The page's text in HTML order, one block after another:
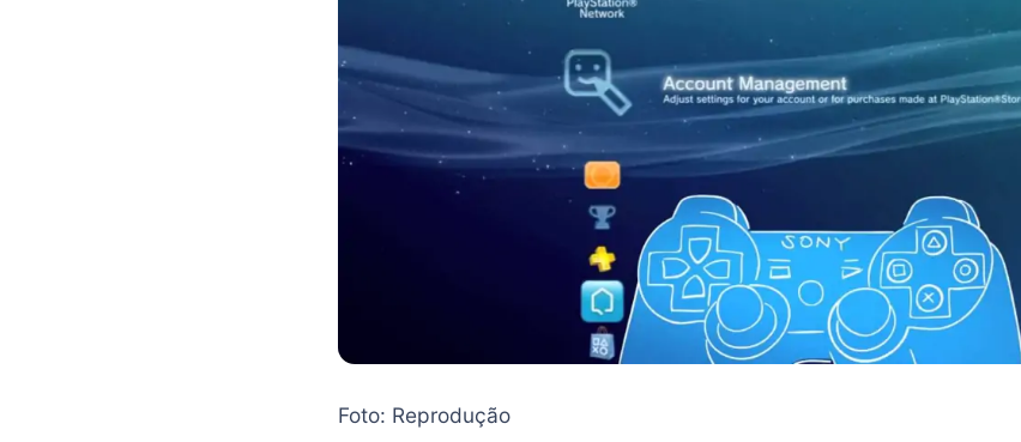
Foto: Reprodução